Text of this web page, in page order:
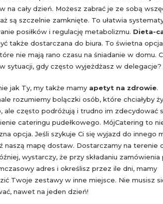
na cały dzień. Możesz zabrać je ze sobą
są szczelnie zamknięte. To ułatwia
posiłków i regulację metabolizmu. Dieta-
także dostarczana do biura. To świetna
nie mają rano czasu na śniadanie w domu.
sytuacji, gdy często wyjeżdżasz w delegacje?
jak Ty, my także mamy apetyt na zdrowie.
rozumiemy bolączki osób, które chciałyby
ale często podróżują i trudno im zdecydować
cateringu pudełkowego. MójCatering to
opcja. Jeśli szykuje Ci się wyjazd do innego
naszą mapę dostaw. Dostarczamy na terenie
wystarczy, że przy składaniu zamówienia
adres i określisz przez ile dni, mamy
Twoje zestawy w inne miejsce. Nie musisz
nawet na jeden dzień!